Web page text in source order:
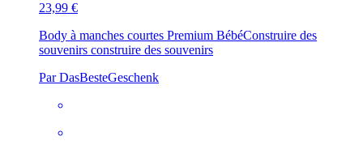
23,99 €
Body à manches courtes Premium BébéConstruire des
souvenirs construire des souvenirs
Par DasBesteGeschenk